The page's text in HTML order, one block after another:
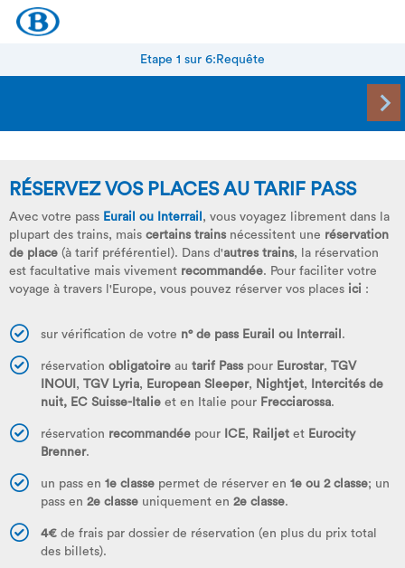
Etape 1 sur 6: Requête
RÉSERVEZ VOS PLACES AU TARIF PASS
Avec votre pass Eurail ou Interrail , vous voyagez librement dans la
plupart des trains, mais certains trainsnécessitent une réservation
de place (à tarif préférentiel). Dans d'autres trains, la réservation
est facultative mais vivement recommandée. Pour faciliter votre
voyage à travers l'Europe, vous pouvez réserver vos places ici :
sur vérification de votre n° de pass Eurail ou Interrail .
réservation obligatoire au tarif Passpour Eurostar, TGV
INOUI , TGV Lyria, European Sleeper, Nightjet,
Intercités de
nuit, EC Suisse-Italie et en Italie pour Frecciarossa.
réservation recommandée pour ICE, Railjet et Eurocity
Brenner.
un pass en 1e classe permet de réserver en 1e ou 2 classe; un
pass en 2e classe uniquement en 2e classe.
4€ de frais par dossier de réservation (en plus du prix total
des billets).